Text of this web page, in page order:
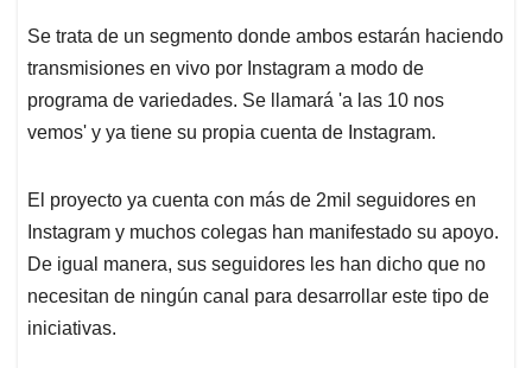
Se trata de un segmento donde ambos estarán haciendo
transmisiones en vivo por Instagram a modo de
programa de variedades. Se llamará 'a las 10 nos
vemos' y ya tiene su propia cuenta de Instagram.
El proyecto ya cuenta con más de 2mil seguidores en
Instagram y muchos colegas han manifestado su apoyo.
De igual manera, sus seguidores les han dicho que no
necesitan de ningún canal para desarrollar este tipo de
iniciativas.